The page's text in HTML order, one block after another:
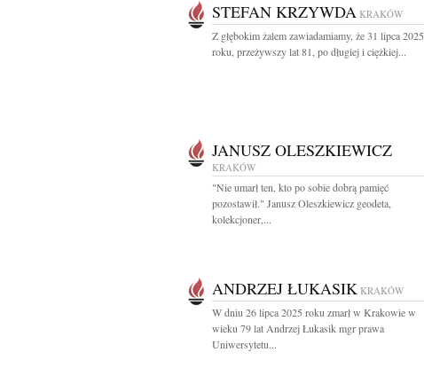
STEFAN KRZYWDA KRAKÓW
Z głębokim żalem zawiadamiamy, że 31 lipca 2025
roku, przeżywszy lat 81, po długiej i ciężkiej...
JANUSZ OLESZKIEWICZ
KRAKÓW
"Nie umarł ten, kto po sobie dobrą pamięć
pozostawił." Janusz Oleszkiewicz geodeta,
kolekcjoner,...
ANDRZEJ ŁUKASIK KRAKÓW
W dniu 26 lipca 2025 roku zmarł w Krakowie w
wieku 79 lat Andrzej Łukasik mgr prawa
Uniwersytetu...